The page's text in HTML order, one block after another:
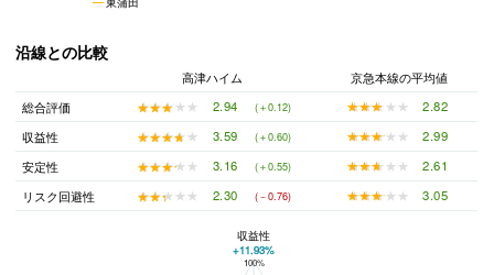
沿線との比較
高津ハイム
京急本線の平均値
総合評価
★★★★★
★★★★★ 2.94 (＋0.12) ★★★★★
★★★★★
2.82
収益性
★★★★★
★★★★★ 3.59 (＋0.60) ★★★★★
★★★★★
2.99
安定性
★★★★★
★★★★★ 3.16 (＋0.55) ★★★★★
★★★★★
2.61
リスク回避性
★★★★★
★★★★★ 2.30 (－0.76) ★★★★★
★★★★★ 3.05
高津ハイムと京急本線の平均値の総合評価の比較
100%
収益性
+11.93%